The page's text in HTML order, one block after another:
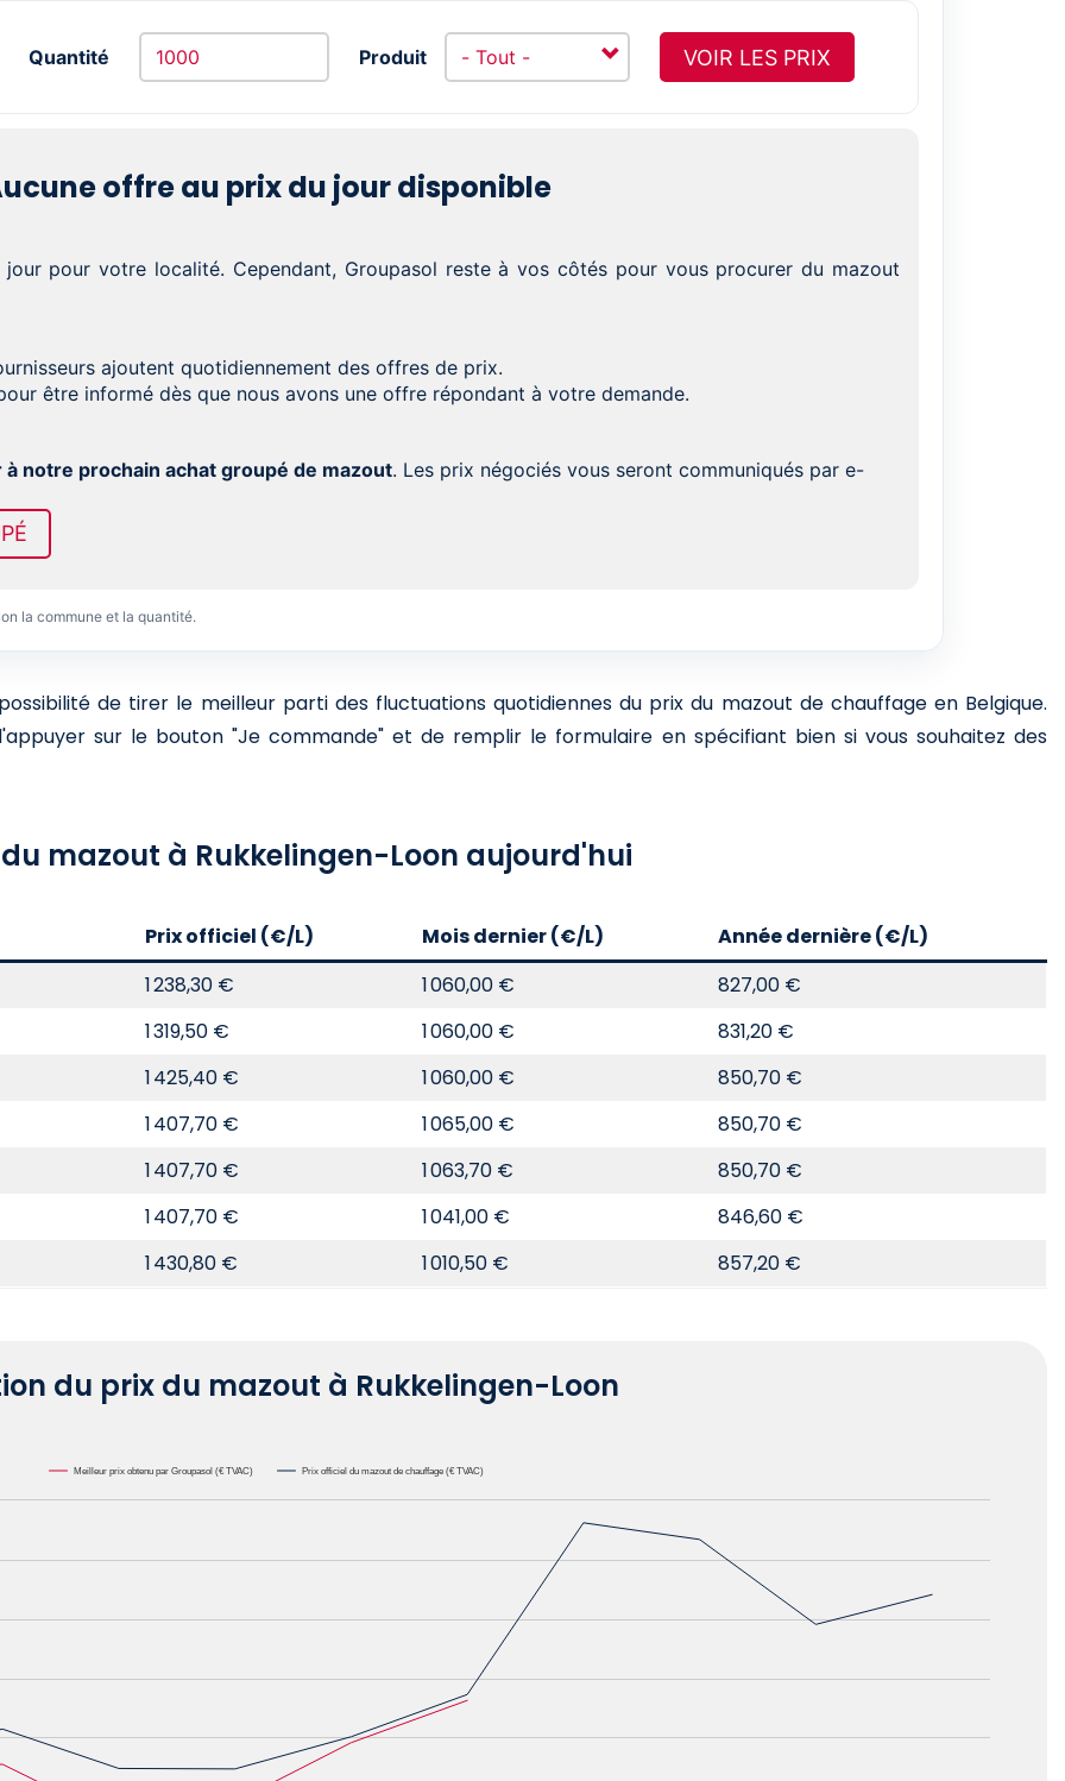
Quantité Produit VOIR LES PRIX
offre au prix du jour disponible
pour votre localité. Cependant, Groupasol reste à vos côtés pour vous procurer du mazout
ajoutent quotidiennement des offres de prix.
être informé dès que nous avons une offre répondant à votre demande.
à notre prochain achat groupé de mazout. Les prix négociés vous seront communiqués par e-
la commune et la quantité.
de tirer le meilleur parti des fluctuations quotidiennes du prix du mazout de chauffage en Belgique.
sur le bouton "Je commande" et de remplir le formulaire en spécifiant bien si vous souhaitez des
du mazout à Rukkelingen-Loon aujourd'hui
Prix officiel (€/L) Mois dernier (€/L)
Année dernière (€/L)
1 238,30 € 1 060,00 €
827,00 €
1 319,50 € 1 060,00 €
831,20 €
1 425,40 € 1 060,00 €
850,70 €
1 407,70 € 1 065,00 €
850,70 €
1 407,70 € 1 063,70 €
850,70 €
1 407,70 € 1 041,00 €
846,60 €
1 430,80 € 1 010,50 € 857,20 €
du prix du mazout à Rukkelingen-Loon
Meilleur prix obtenu par Groupasol (€ TVAC) Prix officiel du mazout de chauffage (€ TVAC)